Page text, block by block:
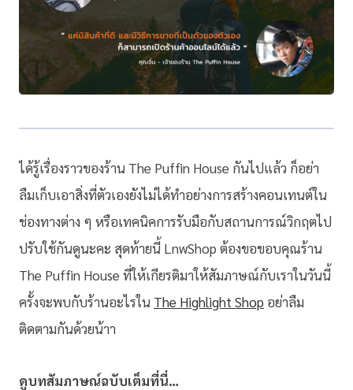
ได้รู้เรื่องราวของร้าน The Puffin House กันไปแล้ว ก็อย่า
ลืมเก็บเอาสิ่งที่ตัวเองยังไม่ได้ทำอย่างการสร้างคอนเทนต์ใน
ช่องทางต่าง ๆ หรือเทคนิคการรับมือกับสถานการณ์วิกฤตไป
ปรับใช้กันดูนะคะ สุดท้ายนี้ LnwShop ต้องขอขอบคุณร้าน
The Puffin House ที่ให้เกียรติมาให้สัมภาษณ์กับเราในวันนี้
ครั้งจะพบกับร้านอะไรใน The Highlight Shop อย่าลืม
ติดตามกันด้วยน้าา
ดูบทสัมภาษณ์ฉบับเต็มที่นี่…